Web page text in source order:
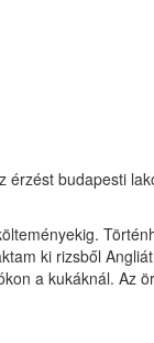
budapesti
ki rizsből
a kukáknál. Az